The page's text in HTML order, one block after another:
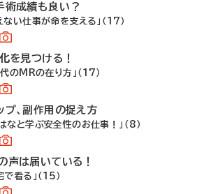
術成績も良い？
い仕事が命を支える」（17）
化を見つける！
のMRの在り方」（17）
プ、副作用の捉え方
と学ぶ安全性のお仕事！」（8）
声は届いている！
看る」（15）